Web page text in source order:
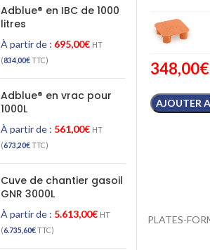
348,00€
AJOUTER
PLATES-
Adblue® en IBC de 1000
litres
À partir de : 695,00€ HT
(834,00€TTC)
Adblue® en vrac pour
1000L
À partir de : 561,00€ HT
(673,20€TTC)
Cuve de chantier gasoil
GNR 3000L
À partir de : 5.613,00€ HT
(6.735,60€TTC)